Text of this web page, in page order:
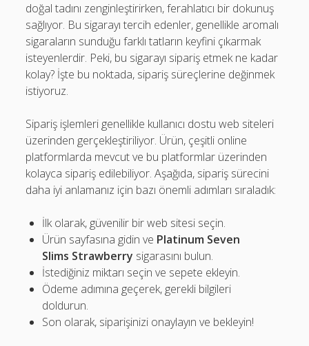
doğal tadını zenginleştirirken, ferahlatıcı bir dokunuş
sağlıyor. Bu sigarayı tercih edenler, genellikle aromalı
sigaraların sunduğu farklı tatların keyfini çıkarmak
isteyenlerdir. Peki, bu sigarayı sipariş etmek ne kadar
kolay? İşte bu noktada, sipariş süreçlerine değinmek
istiyoruz.
Sipariş işlemleri genellikle kullanıcı dostu web siteleri
üzerinden gerçekleştiriliyor. Ürün, çeşitli online
platformlarda mevcut ve bu platformlar üzerinden
kolayca sipariş edilebiliyor. Aşağıda, sipariş sürecini
daha iyi anlamanız için bazı önemli adımları sıraladık:
İlk olarak, güvenilir bir web sitesi seçin.
Ürün sayfasına gidin ve Platinum Seven
Slims Strawberry sigarasını bulun.
İstediğiniz miktarı seçin ve sepete ekleyin.
Ödeme adımına geçerek, gerekli bilgileri
doldurun.
Son olarak, siparişinizi onaylayın ve bekleyin!